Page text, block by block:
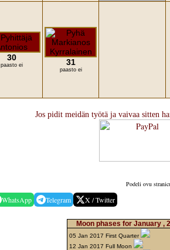
30
paasto ei 31
paasto ei
Jos pidit meidän työtä ja vaivaa sitten
Podeli ovu
WhatsApp Telegram X / Twitter
Moon phases for January ,
05 Jan 2017 First Quarter
12 Jan 2017 Full Moon